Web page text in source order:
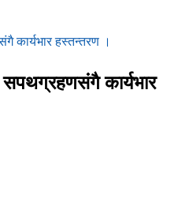
कार्यभार हस्तन्तरण ।
सपथग्रहणसंगै कार्यभार